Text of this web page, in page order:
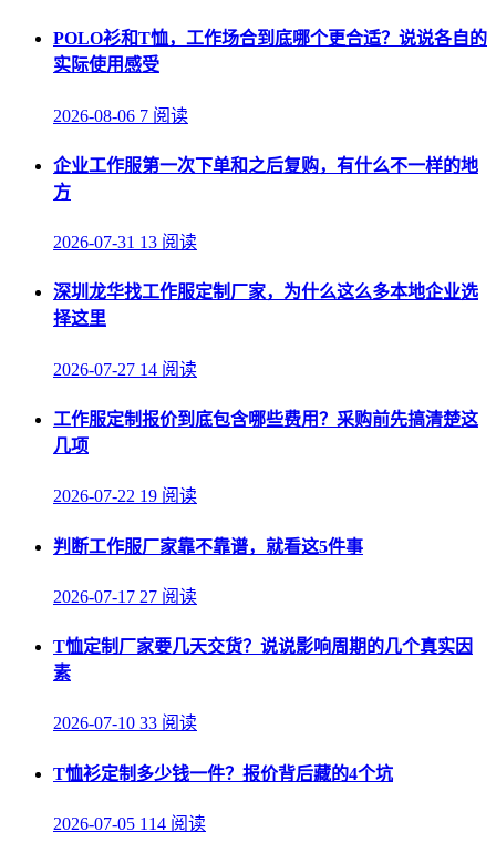
POLO衫和T恤，工作场合到底哪个更合适？说说各自的
实际使用感受
2026-08-06 7 阅读
企业工作服第一次下单和之后复购，有什么不一样的地
方
2026-07-31 13 阅读
深圳龙华找工作服定制厂家，为什么这么多本地企业选
择这里
2026-07-27 14 阅读
工作服定制报价到底包含哪些费用？采购前先搞清楚这
几项
2026-07-22 19 阅读
判断工作服厂家靠不靠谱，就看这5件事
2026-07-17 27 阅读
T恤定制厂家要几天交货？说说影响周期的几个真实因
素
2026-07-10 33 阅读
T恤衫定制多少钱一件？报价背后藏的4个坑
2026-07-05 114 阅读